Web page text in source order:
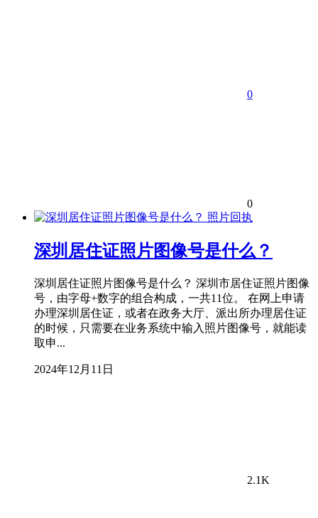
0
0
照片回执
深圳居住证照片图像号是什么？
深圳居住证照片图像号是什么？ 深圳市居住证照片图像
号，由字母+数字的组合构成，一共11位。 在网上申请
办理深圳居住证，或者在政务大厅、派出所办理居住证
的时候，只需要在业务系统中输入照片图像号，就能读
取申...
2024年12月11日
2.1K